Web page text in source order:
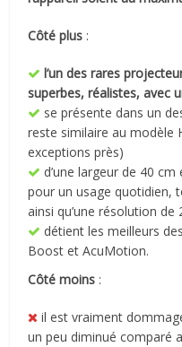
Côté plus :
l’un des rares
superbes, réalistes, avec
se présente dans un
reste similaire au modèle
exceptions près)
d’une largeur de 40
pour un usage quotidien,
ainsi qu’une résolution de
détient les meilleurs
Boost et AcuMotion.
Côté moins :
il est vraiment
un peu diminué comparé